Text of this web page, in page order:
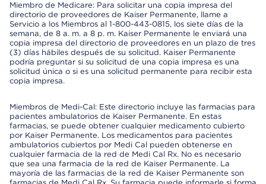
Miembro de Medicare: Para solicitar una copia impresa del
directorio de proveedores de Kaiser Permanente, llame a
Servicio a los Miembros al 1-800-443-0815, los siete días de la
semana, de 8 a. m. a 8 p. m. Kaiser Permanente le enviará una
copia impresa del directorio de proveedores en un plazo de tres
(3) días hábiles después de su solicitud. Kaiser Permanente
podría preguntar si su solicitud de una copia impresa es una
solicitud única o si es una solicitud permanente para recibir esta
copia impresa.
Miembros de Medi-Cal: Este directorio incluye las farmacias para
pacientes ambulatorios de Kaiser Permanente. En estas
farmacias, se puede obtener cualquier medicamento cubierto
por Kaiser Permanente. Los medicamentos para pacientes
ambulatorios cubiertos por Medi Cal pueden obtenerse en
cualquier farmacia de la red de Medi Cal Rx. No es necesario
que sea una farmacia de la red de Kaiser Permanente. La
mayoría de las farmacias de la red de Kaiser Permanente son